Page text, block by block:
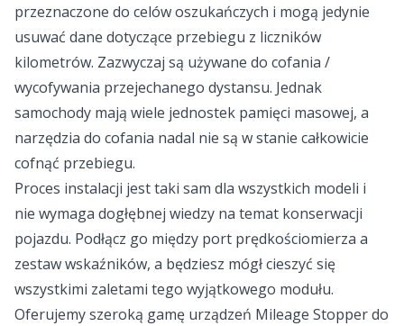
przeznaczone do celów oszukańczych i mogą jedynie
usuwać dane dotyczące przebiegu z liczników
kilometrów. Zazwyczaj są używane do cofania /
wycofywania przejechanego dystansu. Jednak
samochody mają wiele jednostek pamięci masowej, a
narzędzia do cofania nadal nie są w stanie całkowicie
cofnąć przebiegu.
Proces instalacji jest taki sam dla wszystkich modeli i
nie wymaga dogłębnej wiedzy na temat konserwacji
pojazdu. Podłącz go między port prędkościomierza a
zestaw wskaźników, a będziesz mógł cieszyć się
wszystkimi zaletami tego wyjątkowego modułu.
Oferujemy szeroką gamę urządzeń Mileage Stopper do